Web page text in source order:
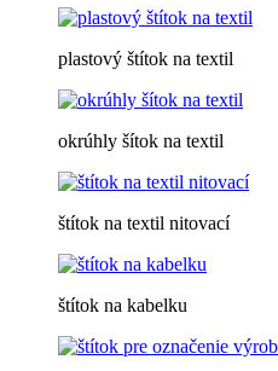
plastový štítok na textil
okrúhly šítok na textil
štítok na textil nitovací
štítok na kabelku